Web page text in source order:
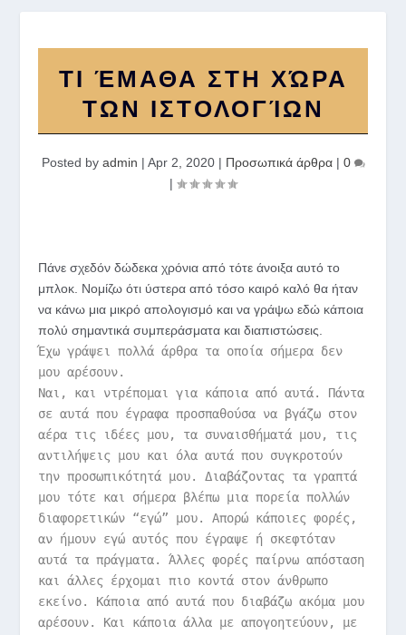
ΤΙ ΈΜΑΘΑ ΣΤΗ ΧΏΡΑ
ΤΩΝ ΙΣΤΟΛΟΓΊΩΝ
Posted by admin | Apr 2, 2020| Προσωπικά άρθρα| 0
|
Πάνε σχεδόν δώδεκα χρόνια από τότε άνοιξα αυτό το
μπλοκ. Νομίζω ότι ύστερα από τόσο καιρό καλό θα ήταν
να κάνω μια μικρό απολογισμό και να γράψω εδώ κάποια
πολύ σημαντικά συμπεράσματα και διαπιστώσεις.
Έχω γράψει πολλά άρθρα τα οποία σήμερα δεν
μου αρέσουν.
Ναι, και ντρέπομαι για κάποια από αυτά. Πάντα
σε αυτά που έγραφα προσπαθούσα να βγάζω στον
αέρα τις ιδέες μου, τα συναισθήματά μου, τις
αντιλήψεις μου και όλα αυτά που συγκροτούν
την προσωπικότητά μου. Διαβάζοντας τα γραπτά
μου τότε και σήμερα βλέπω μια πορεία πολλών
διαφορετικών “εγώ” μου. Απορώ κάποιες φορές,
αν ήμουν εγώ αυτός που έγραψε ή σκεφτόταν
αυτά τα πράγματα. Άλλες φορές παίρνω απόσταση
και άλλες έρχομαι πιο κοντά στον άνθρωπο
εκείνο. Κάποια από αυτά που διαβάζω ακόμα μου
αρέσουν. Και κάποια άλλα με απογοητεύουν, με